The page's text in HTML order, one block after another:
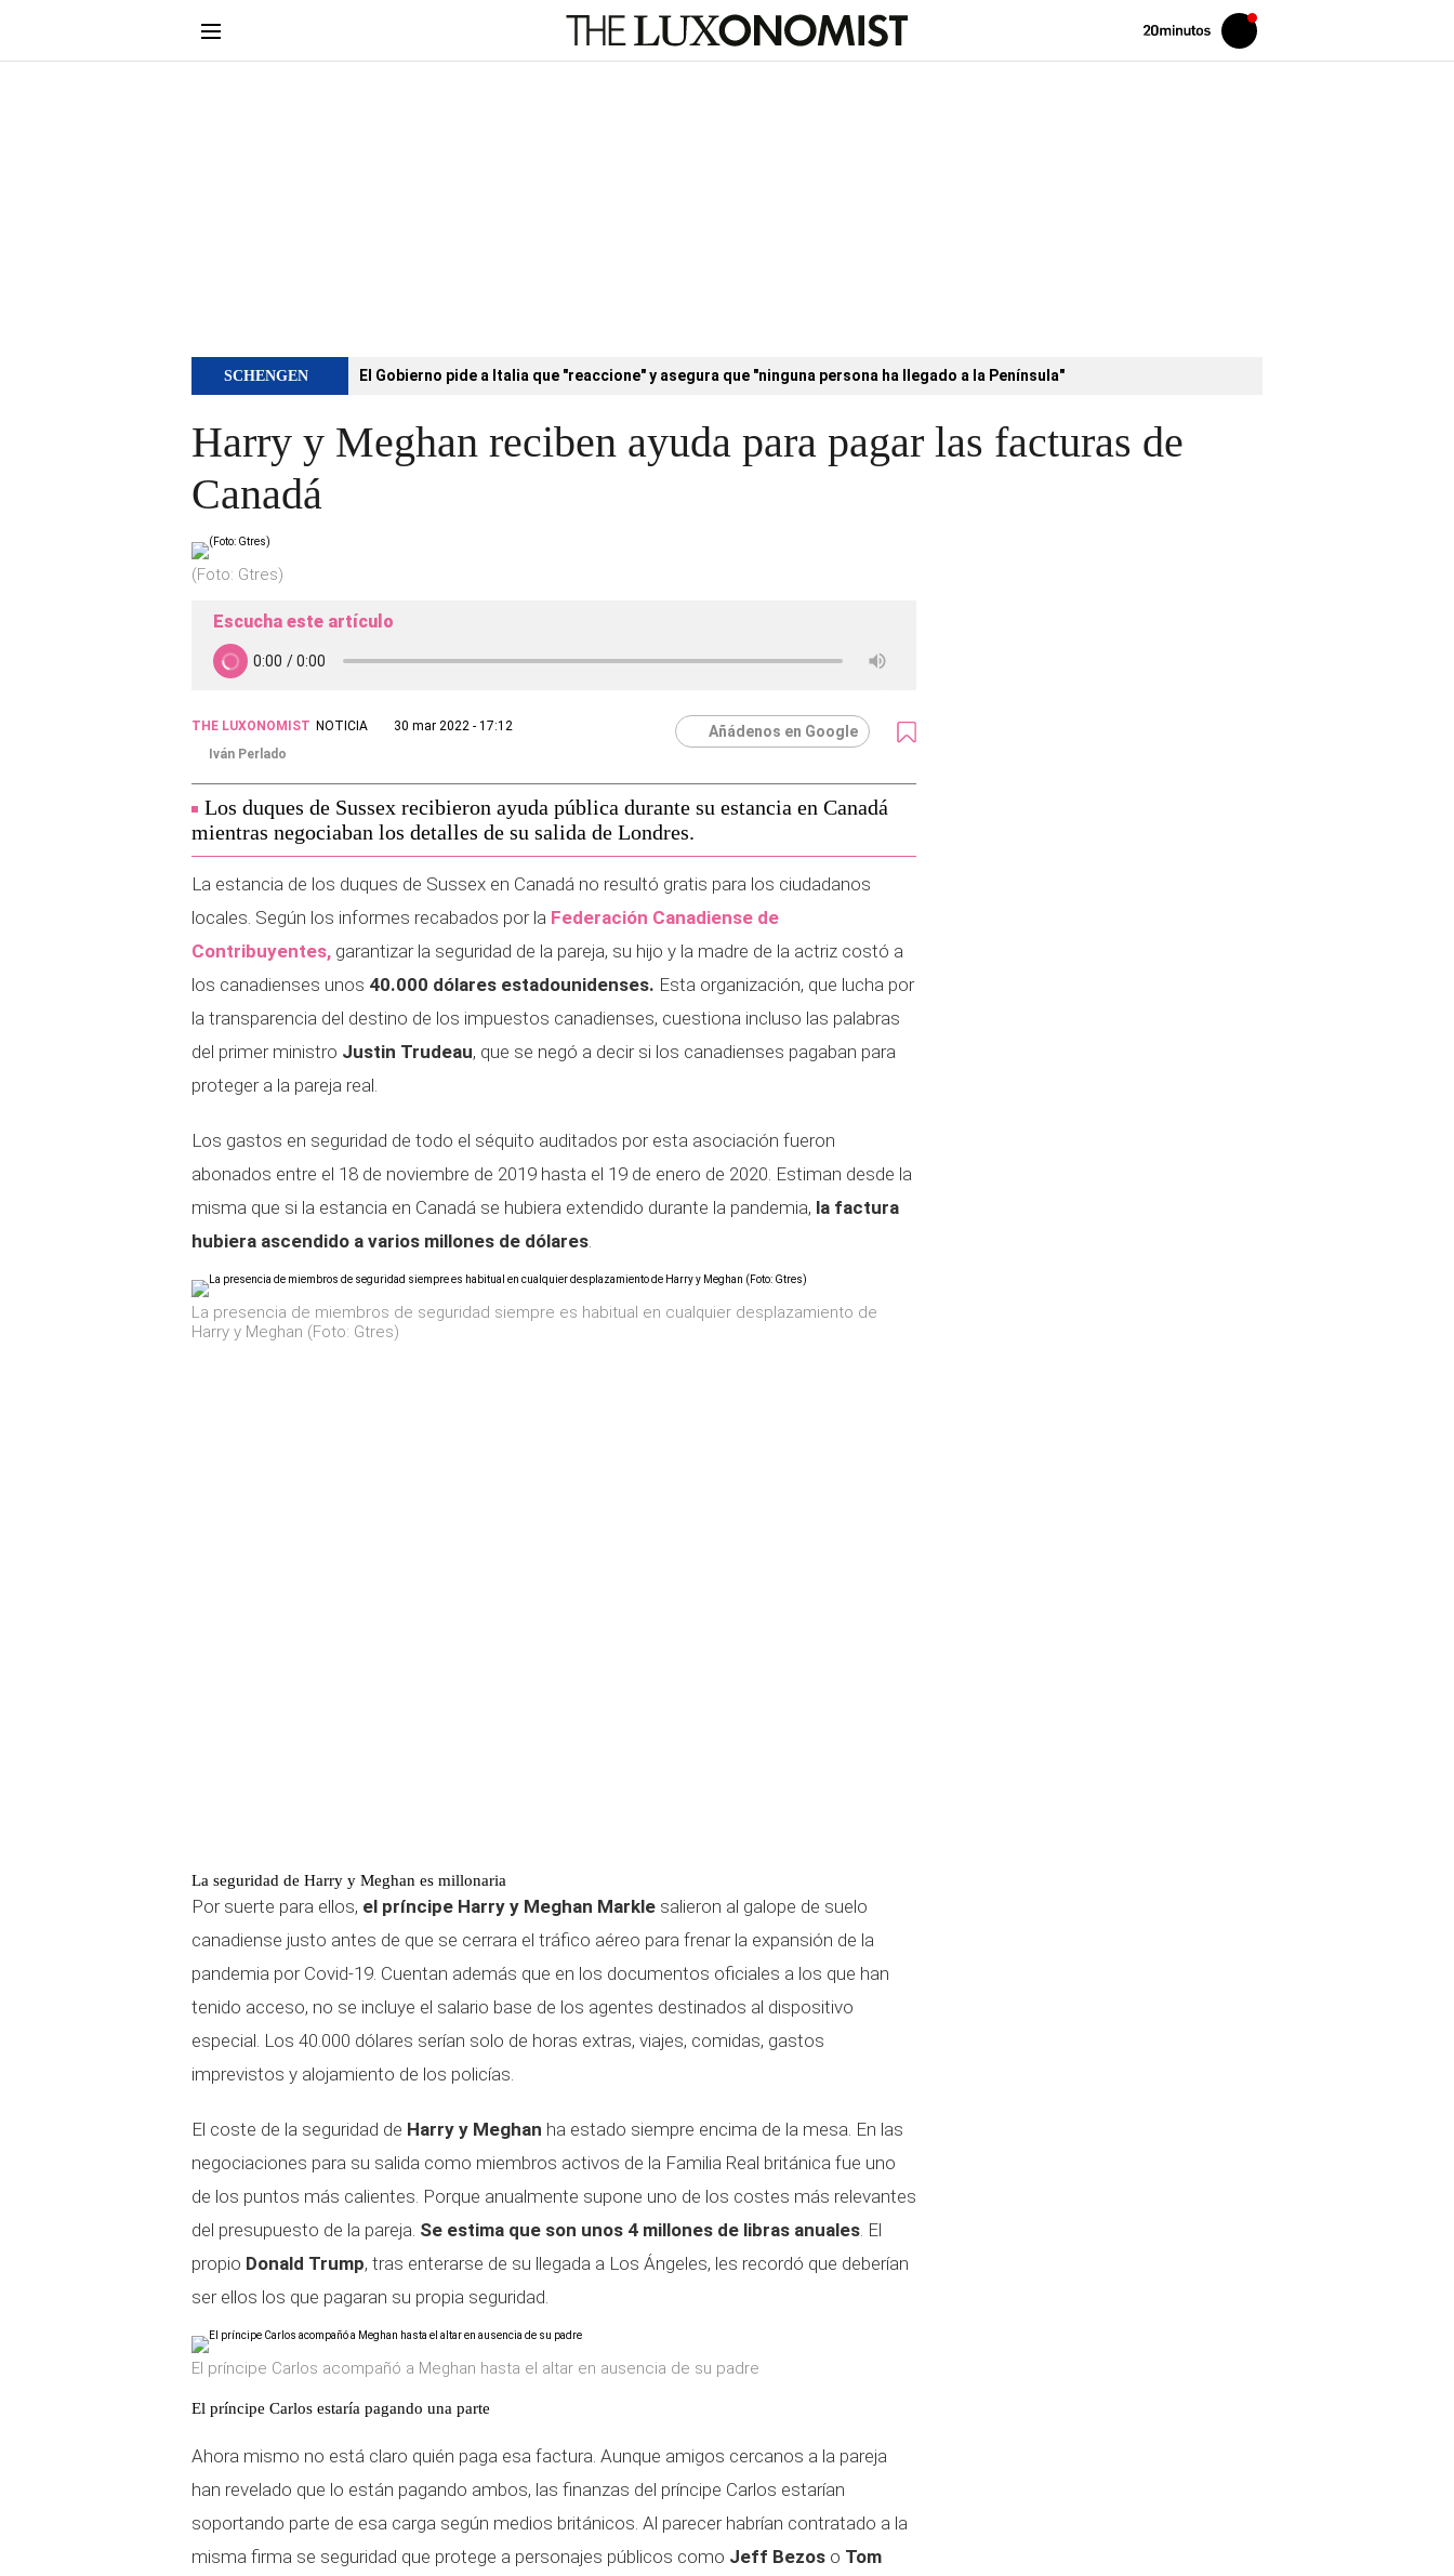
Volver
Iniciar
sesión
SCHENGEN El Gobierno pide a Italia que "reaccione" y asegura que "ninguna persona ha llegado a la Península"
Harry y Meghan reciben ayuda para pagar las facturas de
Canadá
(Foto: Gtres)
Escucha este artículo
THE LUXONOMIST NOTICIA
30 mar 2022 - 17:12
Iván Perlado
Añádenos en Google
Los duques de Sussex recibieron ayuda pública durante su estancia en Canadá
mientras negociaban los detalles de su salida de Londres.
La estancia de los duques de Sussex en Canadá no resultó gratis para los ciudadanos
locales. Según los informes recabados por la Federación Canadiense de
Contribuyentes, garantizar la seguridad de la pareja, su hijo y la madre de la actriz costó a
los canadienses unos 40.000 dólares estadounidenses. Esta organización, que lucha por
la transparencia del destino de los impuestos canadienses, cuestiona incluso las palabras
del primer ministro Justin Trudeau, que se negó a decir si los canadienses pagaban para
proteger a la pareja real.
Los gastos en seguridad de todo el séquito auditados por esta asociación fueron
abonados entre el 18 de noviembre de 2019 hasta el 19 de enero de 2020. Estiman desde la
misma que si la estancia en Canadá se hubiera extendido durante la pandemia, la factura
hubiera ascendido a varios millones de dólares.
La presencia de miembros de seguridad siempre es habitual en cualquier desplazamiento de
Harry y Meghan (Foto: Gtres)
La seguridad de Harry y Meghan es millonaria
Por suerte para ellos, el príncipe Harry y Meghan Markle salieron al galope de suelo
canadiense justo antes de que se cerrara el tráfico aéreo para frenar la expansión de la
pandemia por Covid-19. Cuentan además que en los documentos oficiales a los que han
tenido acceso, no se incluye el salario base de los agentes destinados al dispositivo
especial. Los 40.000 dólares serían solo de horas extras, viajes, comidas, gastos
imprevistos y alojamiento de los policías.
El coste de la seguridad de Harry y Meghan ha estado siempre encima de la mesa. En las
negociaciones para su salida como miembros activos de la Familia Real británica fue uno
de los puntos más calientes. Porque anualmente supone uno de los costes más relevantes
del presupuesto de la pareja. Se estima que son unos 4 millones de libras anuales. El
propio Donald Trump, tras enterarse de su llegada a Los Ángeles, les recordó que deberían
ser ellos los que pagaran su propia seguridad.
El príncipe Carlos acompañó a Meghan hasta el altar en ausencia de su padre
El príncipe Carlos estaría pagando una parte
Ahora mismo no está claro quién paga esa factura. Aunque amigos cercanos a la pareja
han revelado que lo están pagando ambos, las finanzas del príncipe Carlos estarían
soportando parte de esa carga según medios británicos. Al parecer habrían contratado a la
misma firma se seguridad que protege a personajes públicos como Jeff Bezos o Tom